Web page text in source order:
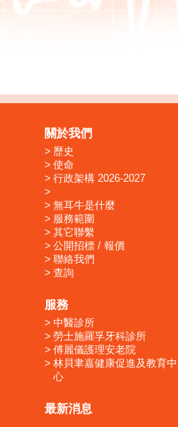
關於我們
歷史
使命
行政架構 2026-2027
無耳牛是什麼
服務範圍
其它聯繫
公開招標 / 報價
聯絡我們
查詢
服務
中醫診所
勞士施羅孚牙科診所
傅麗儀護理安老院
林貝聿嘉健康促進及教育中
心
最新消息